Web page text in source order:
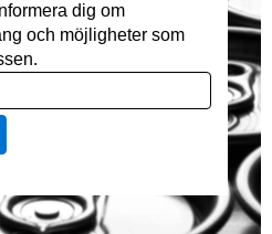
dig om
och möjligheter som